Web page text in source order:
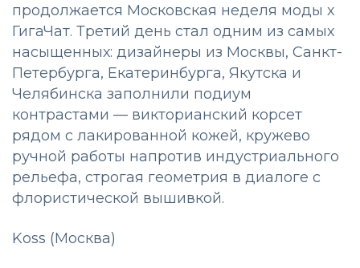
продолжается Московская неделя моды х
ГигаЧат. Третий день стал одним из самых
насыщенных: дизайнеры из Москвы, Санкт-
Петербурга, Екатеринбурга, Якутска и
Челябинска заполнили подиум
контрастами — викторианский корсет
рядом с лакированной кожей, кружево
ручной работы напротив индустриального
рельефа, строгая геометрия в диалоге с
флористической вышивкой.
Koss (Москва)